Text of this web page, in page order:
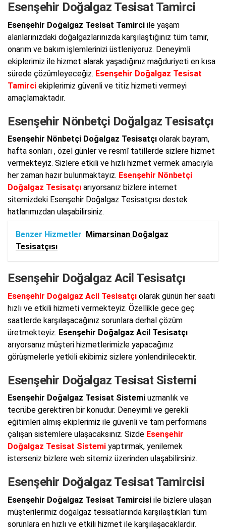
Esenşehir Doğalgaz Tesisat Tamirci
Esenşehir Doğalgaz Tesisat Tamirci ile yaşam
alanlarınızdaki doğalgazlarınızda karşılaştığınız tüm tamir,
onarım ve bakım işlemlerinizi üstleniyoruz. Deneyimli
ekiplerimiz ile hizmet alarak yaşadığınız mağduriyeti en kısa
sürede çözümleyeceğiz. Esenşehir Doğalgaz Tesisat
Tamirci ekiplerimiz güvenli ve titiz hizmeti vermeyi
amaçlamaktadır.
Esenşehir Nönbetçi Doğalgaz Tesisatçı
Esenşehir Nönbetçi Doğalgaz Tesisatçı olarak bayram,
hafta sonları , özel günler ve resmî tatillerde sizlere hizmet
vermekteyiz. Sizlere etkili ve hızlı hizmet vermek amacıyla
her zaman hazır bulunmaktayız. Esenşehir Nönbetçi
Doğalgaz Tesisatçı arıyorsanız bizlere internet
sitemizdeki Esenşehir Doğalgaz Tesisatçısı destek
hatlarımızdan ulaşabilirsiniz.
Benzer Hizmetler
Mimarsinan Doğalgaz
Tesisatçısı
Esenşehir Doğalgaz Acil Tesisatçı
Esenşehir Doğalgaz Acil Tesisatçı olarak günün her saati
hızlı ve etkili hizmeti vermekteyiz. Özellikle gece geç
saatlerde karşılaşacağınız sorunlara derhal çözüm
üretmekteyiz. Esenşehir Doğalgaz Acil Tesisatçı
arıyorsanız müşteri hizmetlerimizle yapacağınız
görüşmelerle yetkili ekibimiz sizlere yönlendirilecektir.
Esenşehir Doğalgaz Tesisat Sistemi
Esenşehir Doğalgaz Tesisat Sistemi uzmanlık ve
tecrübe gerektiren bir konudur. Deneyimli ve gerekli
eğitimleri almış ekiplerimiz ile güvenli ve tam performans
çalışan sistemlere ulaşacaksınız. Sizde Esenşehir
Doğalgaz Tesisat Sistemi yaptırmak, yenilemek
isterseniz bizlere web sitemiz üzerinden ulaşabilirsiniz.
Esenşehir Doğalgaz Tesisat Tamircisi
Esenşehir Doğalgaz Tesisat Tamircisi ile bizlere ulaşan
müşterilerimiz doğalgaz tesisatlarında karşılaştıkları tüm
sorunlara en hızlı ve etkili hizmet ile karşılaşacaklardır.